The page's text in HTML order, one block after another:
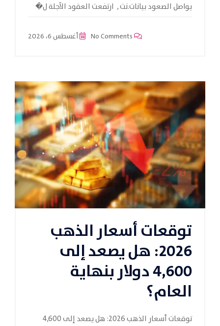
يواصل الصعود بيانات.نت , ارتفعت العقود الآجلة ل�
أغسطس 6، 2026
توقعات أسعار الذهب
2026: هل يصعد إلى
4,600 دولار بنهاية
العام؟
توقعات أسعار الذهب 2026: هل يصعد إلى 4,600